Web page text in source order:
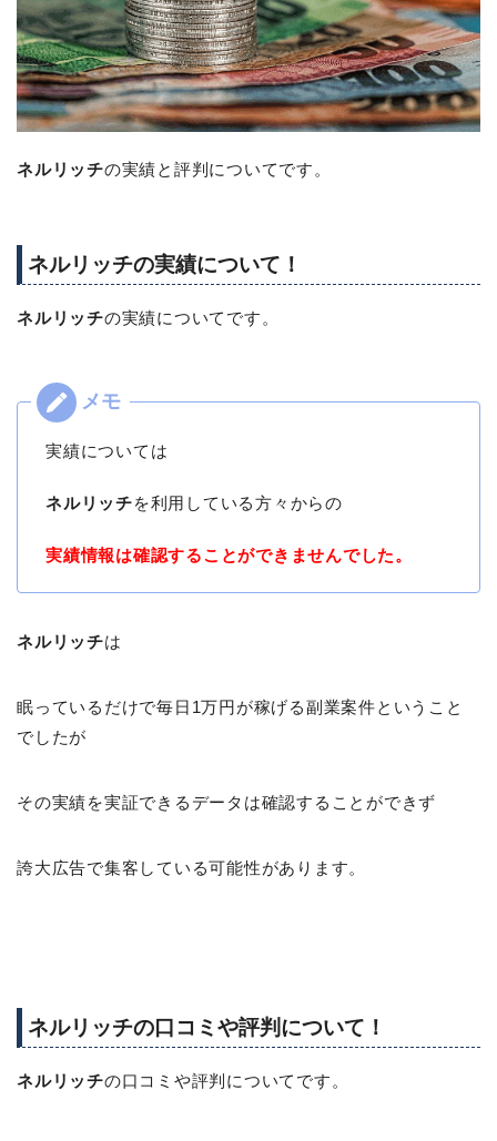
ネルリッチの実績と評判についてです。
ネルリッチの実績について！
ネルリッチの実績についてです。
実績については
ネルリッチを利用している方々からの
実績情報は確認することができませんでした。
ネルリッチは
眠っているだけで毎日1万円が稼げる副業案件ということ
でしたが
その実績を実証できるデータは確認することができず
誇大広告で集客している可能性があります。
ネルリッチの口コミや評判について！
ネルリッチの口コミや評判についてです。